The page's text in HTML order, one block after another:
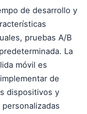
de desarrollo y
pruebas A/B
La
móvil es
de
dispositivos y